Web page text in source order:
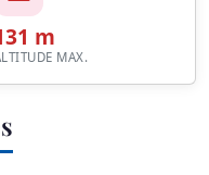
m
MAX.